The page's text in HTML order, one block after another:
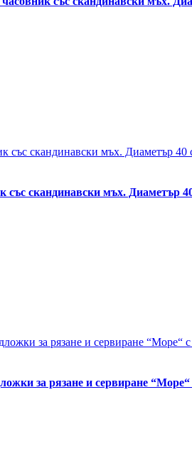
със скандинавски мъх. Диаметър
за рязане и сервиране